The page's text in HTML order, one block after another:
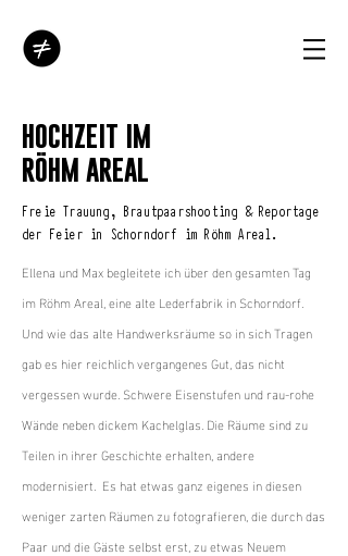
HOCHZEIT IM
RÖHM AREAL
Freie Trauung, Brautpaarshooting & Reportage
der Feier in Schorndorf im Röhm Areal.
Ellena und Max begleitete ich über den gesamten Tag
imRöhm Areal, eine alte Lederfabrik in Schorndorf.
Und wie das alte Handwerksräume so in sich Tragen
gab es hier reichlich vergangenes Gut, das nicht
vergessen wurde. Schwere Eisenstufen und rau-rohe
Wände neben dickem Kachelglas. Die Räume sind zu
Teilen in ihrer Geschichte erhalten, andere
modernisiert. Es hat etwas ganz eigenes in diesen
weniger zarten Räumen zu fotografieren, die durch das
Paar und die Gäste selbst erst, zu etwas Neuem